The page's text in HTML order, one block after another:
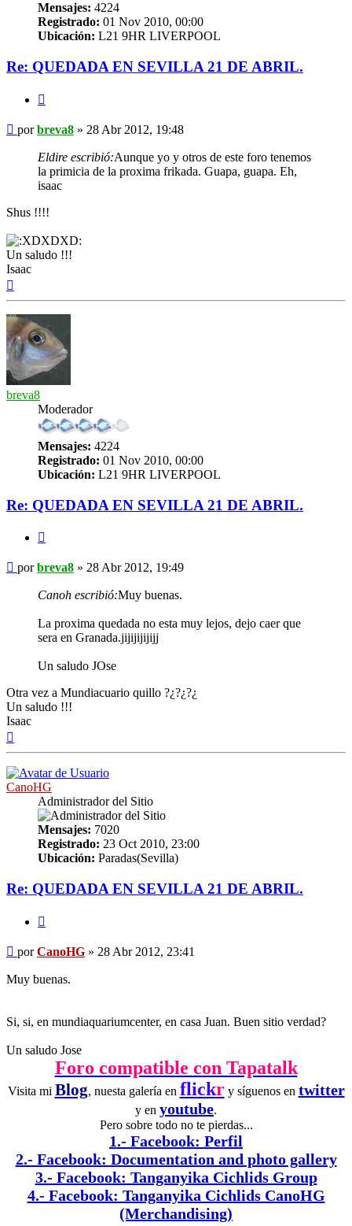
Mensajes: 4224
Registrado: 01 Nov 2010, 00:00
Ubicación: L21 9HR LIVERPOOL
Re: QUEDADA EN SEVILLA 21 DE ABRIL.
Mensaje
porbreva8 » 28 Abr 2012, 19:48
Eldire escribió:Aunque yo y otros de este foro tenemos
la primicia de la proxima frikada. Guapa, guapa. Eh,
isaac
Shus !!!!
Un saludo !!!
Isaac
breva8
Moderador
Mensajes: 4224
Registrado: 01 Nov 2010, 00:00
Ubicación: L21 9HR LIVERPOOL
Re: QUEDADA EN SEVILLA 21 DE ABRIL.
Mensaje
porbreva8 » 28 Abr 2012, 19:49
Canoh escribió:Muy buenas.
La proxima quedada no esta muy lejos, dejo caer que
sera en Granada.jijijijijijj
Un saludo JOse
Otra vez a Mundiacuario quillo ?¿?¿?¿
Un saludo !!!
Isaac
CanoHG
Administrador del Sitio
Mensajes: 7020
Registrado: 23 Oct 2010, 23:00
Ubicación: Paradas(Sevilla)
Re: QUEDADA EN SEVILLA 21 DE ABRIL.
Mensaje
porCanoHG » 28 Abr 2012, 23:41
Muy buenas.
Si, si, en mundiaquariumcenter, en casa Juan. Buen sitio verdad?
Un saludo Jose
Foro compatible con Tapatalk
Visita mi Blog, nuesta galería en flickry síguenos en twitter
y en youtube.
Pero sobre todo no te pierdas...
1.- Facebook: Perfil
2.- Facebook: Documentation and photo gallery
3.- Facebook: Tanganyika Cichlids Group
4.- Facebook: Tanganyika Cichlids CanoHG
(Merchandising)